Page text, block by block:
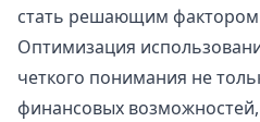
стать решающим
Оптимизация
четкого понимания не
финансовых